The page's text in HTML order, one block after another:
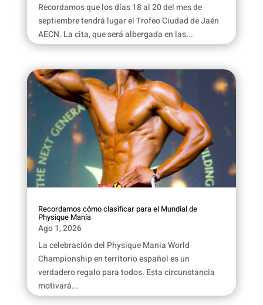
Recordamos que los días 18 al 20 del mes de
septiembre tendrá lugar el Trofeo Ciudad de Jaén
AECN. La cita, que será albergada en las...
Recordamos cómo clasificar para el Mundial de
Physique Manía
Ago 1, 2026
La celebración del Physique Mania World
Championship en territorio español es un
verdadero regalo para todos. Esta circunstancia
motivará...